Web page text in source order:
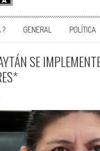
Sonora
? GENERAL POLÍTICA
SE